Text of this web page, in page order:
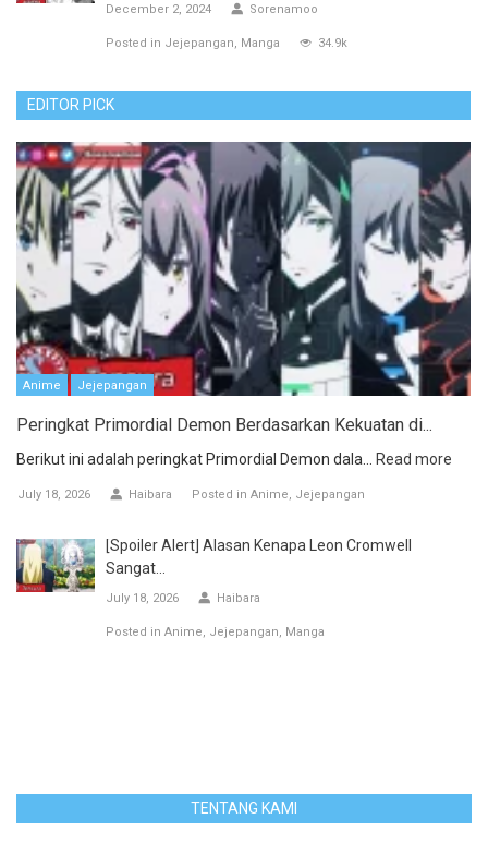
December 2, 2024 Sorenamoo
Posted in Jejepangan Manga 34.9k
EDITOR PICK
Anime Jejepangan
Peringkat Primordial Demon Berdasarkan Kekuatan di...
Berikut ini adalah peringkat Primordial Demon dala... Read more
July 18, 2026 Haibara Posted in Anime Jejepangan
[Spoiler Alert] Alasan Kenapa Leon Cromwell
Sangat...
July 18, 2026 Haibara
Posted in Anime Jejepangan Manga
TENTANG KAMI